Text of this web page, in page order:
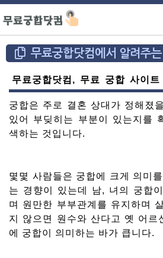
무료궁합닷컴에서 알려주
무료궁합닷컴, 무료 궁합 사이트
궁합은 주로 결혼 상대가 정해졌
있어 부딪히는 부분이 있는지를
색하는 것입니다.
몇몇 사람들은 궁합에 크게 의미
는 경향이 있는데 남, 녀의 궁합
며 원만한 부부관계를 유지하며
지 않으면 원수와 산다고 옛 어르
에 궁합이 의미하는 바가 큽니다.